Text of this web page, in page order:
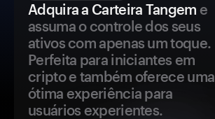
Adquira a Carteira Tangem e
assuma o controle dos seus
ativos com apenas um toque.
Perfeita para iniciantes em
cripto e também oferece uma
ótima experiência para
usuários experientes.